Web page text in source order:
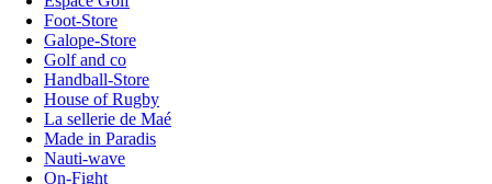
Foot-Store
Galope-Store
Golf and co
Handball-Store
House of Rugby
La sellerie de Maé
Made in Paradis
Nauti-wave
On-Fight